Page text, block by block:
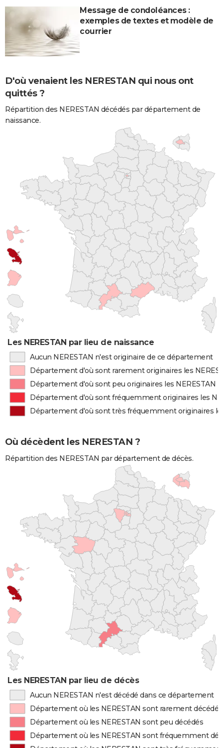
Message de condoléances :
exemples de textes et modèle de
courrier
D'où venaient les NERESTAN qui nous ont
quittés ?
Répartition des NERESTAN décédés par département de
naissance.
Les NERESTAN par lieu de naissance
Aucun NERESTAN n'est originaire de ce département
Département d'où sont rarement originaires les
Département d'où sont peu originaires les NERESTAN
Département d'où sont fréquemment originaires les
Département d'où sont très fréquemment originaires
Où décèdent les NERESTAN ?
Répartition des NERESTAN par département de décès.
Les NERESTAN par lieu de décès
Aucun NERESTAN n'est décédé dans ce département
Département où les NERESTAN sont rarement décédés
Département où les NERESTAN sont peu décédés
Département où les NERESTAN sont fréquemment